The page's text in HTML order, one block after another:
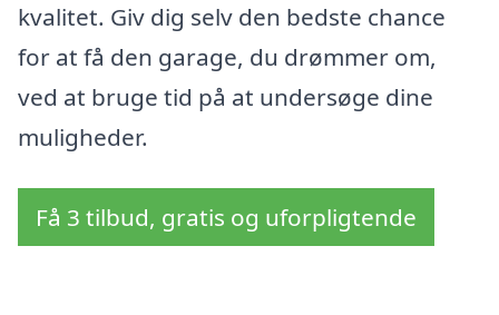
kvalitet. Giv dig selv den bedste chance
for at få den garage, du drømmer om,
ved at bruge tid på at undersøge dine
muligheder.
Få 3 tilbud, gratis og uforpligtende